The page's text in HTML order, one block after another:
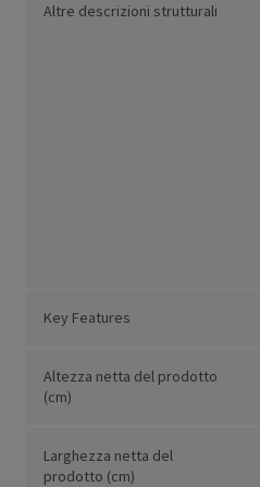
Altre descrizioni strutturali
Key Features
Altezza netta del prodotto
(cm)
Larghezza netta del
prodotto (cm)